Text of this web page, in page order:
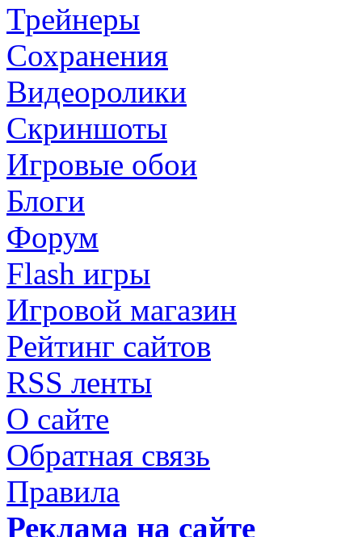
Трейнеры
Сохранения
Видеоролики
Скриншоты
Игровые обои
Блоги
Форум
Flash игры
Игровой магазин
Рейтинг сайтов
RSS ленты
О сайте
Обратная связь
Правила
Реклама на сайте